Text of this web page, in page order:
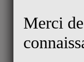
Merci